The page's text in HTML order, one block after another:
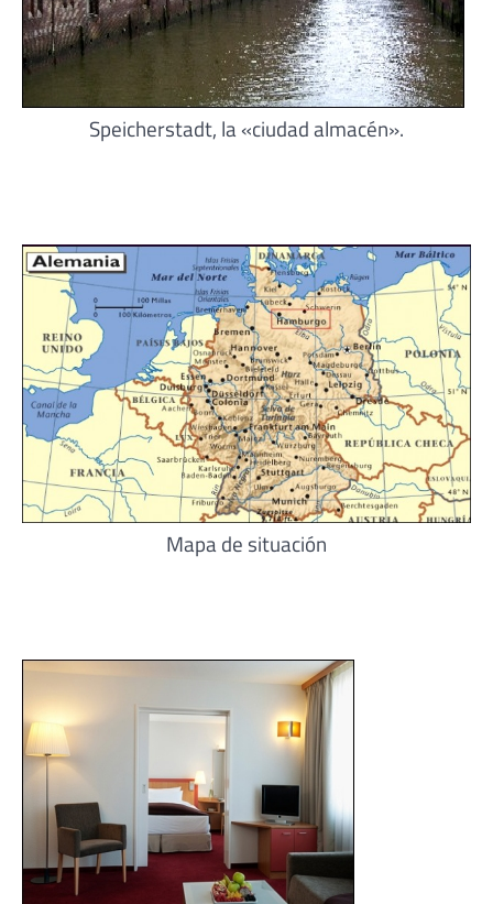
Speicherstadt, la «ciudad almacén».
Mapa de situación